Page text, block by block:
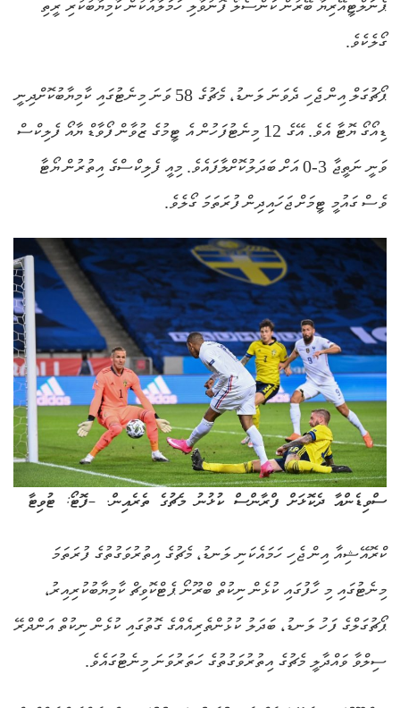
ޕެނަލްޓީއޭރިޔާ ބޭރުން ކަންސެލޯ ފޮނުވާލި ހަމަލާއަކުން ކާމިޔާބުކުރި ރީތި
ގޯލެކެވެ.
ޕޯޗުގަލް އިން ޖެހި ދެވަނަ ލަނޑު، މެޗުގެ 58 ވަނަ މިނެޓުގައި ކާމިޔާބުކޮށްދިނީ
ޑިއޯގޯ ޔޮޓާ އެވެ. އޭގެ 12 މިނެޓުފަހުން އެ ޓީމުގެ ޒުވާން ފޯވާޑް ޔާއޯ ފެލިކްސް
ވަނީ ނަތީޖާ 3-0 އަށް ބަދަލުކޮށްލާފައެވެ. މިއީ ފެލިކްސްގެ އިތުރުން ޔޯޓާ
ވެސް ގައުމީ ޓީމަށް ޖަހައިދިން ފުރަތަމަ ގޯލެވެ.
ސްވިޑެންއާ ދެކޮޅަށް ފްރާންސް ކުޅުނު މެޗުގެ ތެރެއިން. –ފޮޓޯ: ޓުވިޓާ
ކްރޮއޭޝިއާ އިން ޖެހި ހަމައެކަނި ލަނޑު، މެޗުގެ އިތުރުވަގުތުގެ ފުރަތަމަ
މިނެޓުގައި މި ހާފުގައި ކުޅެން ނިކުތް ބްރޫނޯ ޕެޓްކޮވިޗް ކާމިޔާބުކުރިއިރު،
ޕޯޗުގަލްގެ ފަހު ލަނޑު، ބަދަލު ކުޅުންތެރިއެއްގެ ގޮތުގައި ކުޅެން ނިކުތް އަންދްރޭ
ސިލްވާ ވައްދާލީ މެޗުގެ އިތުރުވަގުތުގެ ހަތަރުވަނަ މިނެޓުގައެވެ.